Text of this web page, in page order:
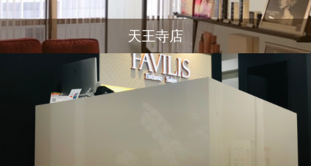
天王寺店